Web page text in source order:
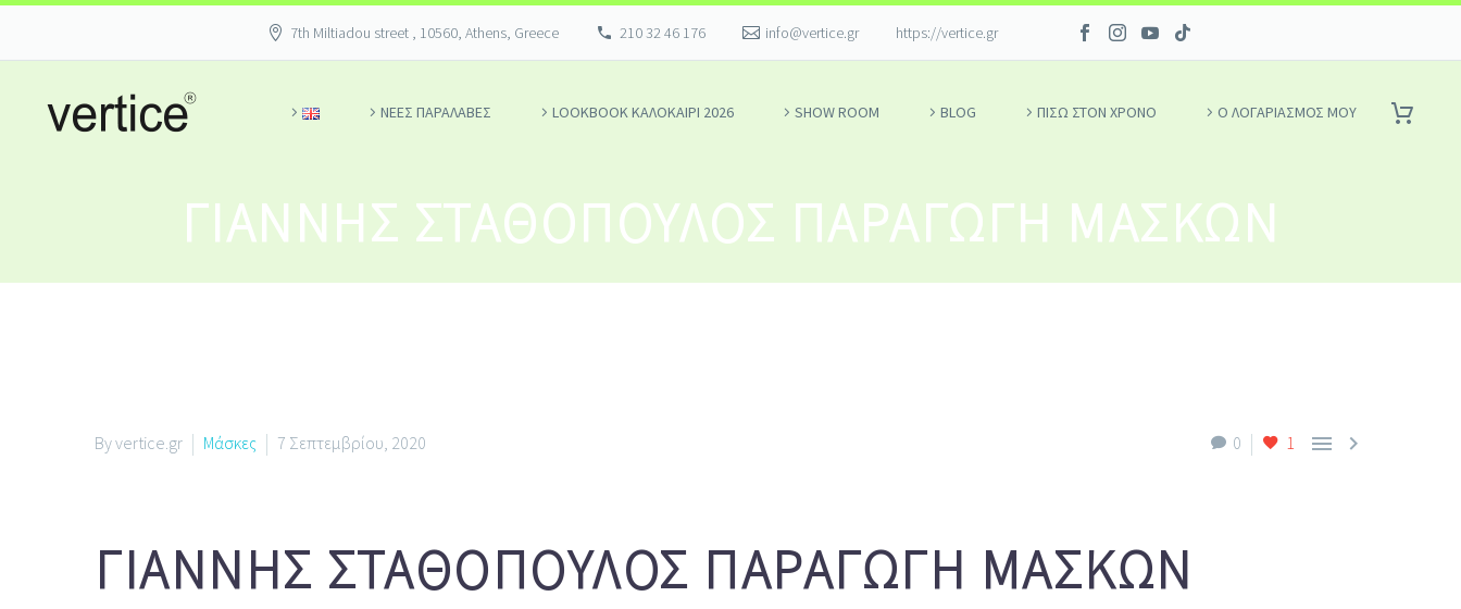
7th Miltiadou street , 10560, Athens, Greece 210 32 46 176 info@vertice.gr https://vertice.gr
ΝΕΕΣ ΠΑΡΑΛΑΒΕΣ LOOKBOOK ΚΑΛΟΚΑΊΡΙ 2026 SHOW ROOM BLOG ΠΙΣΩ ΣΤΟΝ ΧΡΟΝΟ Ο ΛΟΓΑΡΙΑΣΜΌΣ ΜΟΥ
ΓΙΆΝΝΗΣ ΣΤΑΘΌΠΟΥΛΟΣ ΠΑΡΑΓΩΓΉ ΜΑΣΚΏΝ
0 1  
By vertice.gr Μάσκες 7 Σεπτεμβρίου, 2020
ΓΙΑΝΝΗΣ ΣΤΑΘΟΠΟΥΛΟΣ ΠΑΡΑΓΩΓΗ ΜΑΣΚΩΝ